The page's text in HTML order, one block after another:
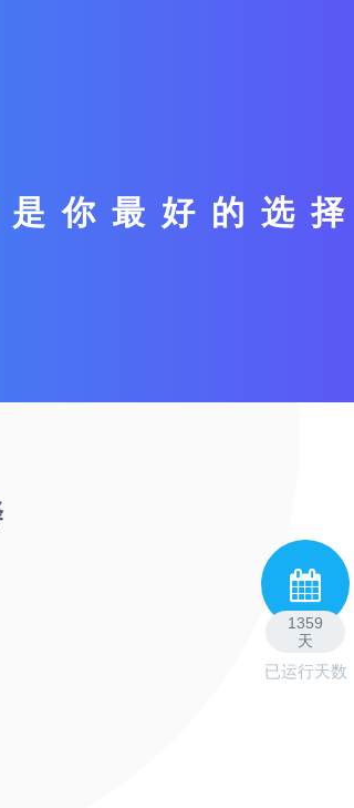
你最好的选择
1359
天
已运行天数